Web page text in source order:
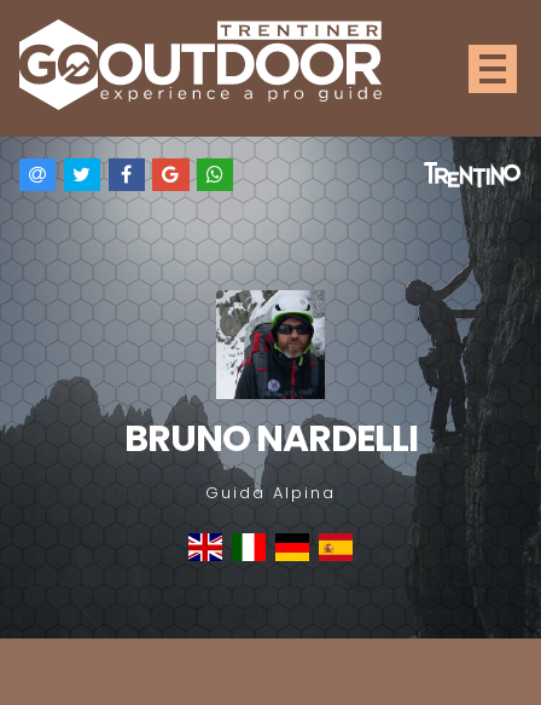
BRUNO NARDELLI
Guida Alpina